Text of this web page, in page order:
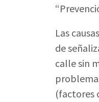
Las
de
calle sin
(factores